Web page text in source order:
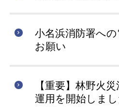
小名浜消防署へ
お願い
【重要】林野火
運用を開始しまし